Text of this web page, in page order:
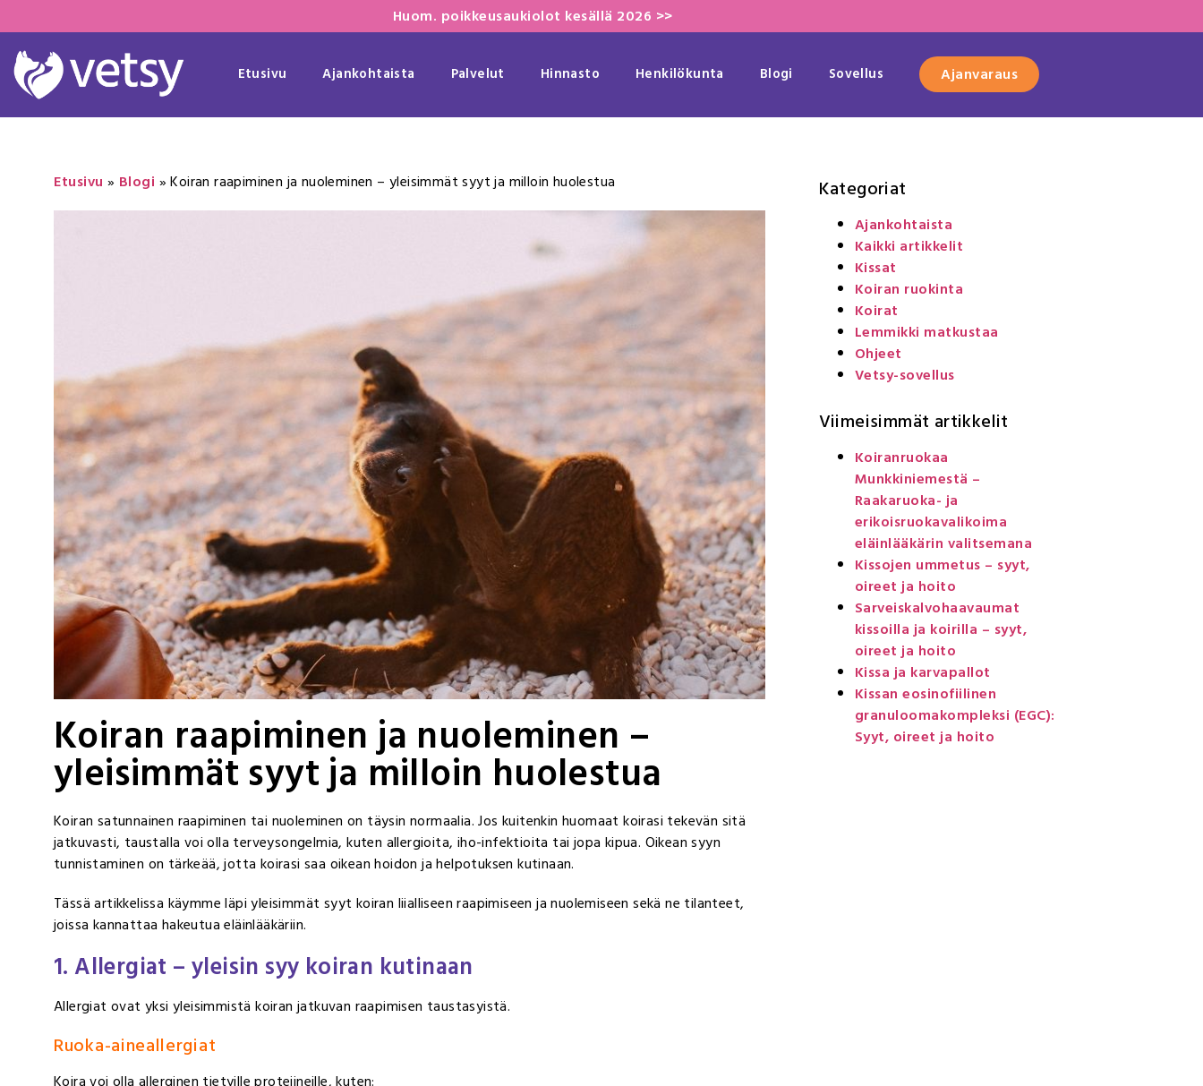
Huom. poikkeusaukiolot kesällä 2026 >>
Etusivu Ajankohtaista Palvelut Hinnasto Henkilökunta Blogi Sovellus Ajanvaraus
Etusivu » Blogi »Koiran raapiminen ja nuoleminen – yleisimmät syyt ja milloin huolestua
Koiran raapiminen ja nuoleminen –
yleisimmät syyt ja milloin huolestua
Koiran satunnainen raapiminen tai nuoleminen on täysin normaalia. Jos kuitenkin huomaat koirasi tekevän sitä
jatkuvasti, taustalla voi olla terveysongelmia, kuten allergioita, iho-infektioita tai jopa kipua. Oikean syyn
tunnistaminen on tärkeää, jotta koirasi saa oikean hoidon ja helpotuksen kutinaan.
Tässä artikkelissa käymme läpi yleisimmät syyt koiran liialliseen raapimiseen ja nuolemiseen sekä ne tilanteet,
joissa kannattaa hakeutua eläinlääkäriin.
1. Allergiat – yleisin syy koiran kutinaan
Allergiat ovat yksi yleisimmistä koiran jatkuvan raapimisen taustasyistä.
Ruoka-aineallergiat
Kategoriat
Ajankohtaista
Kaikki artikkelit
Kissat
Koiran ruokinta
Koirat
Lemmikki matkustaa
Ohjeet
Vetsy-sovellus
Viimeisimmät artikkelit
Koiranruokaa
Munkkiniemestä –
Raakaruoka- ja
erikoisruokavalikoima
eläinlääkärin valitsemana
Kissojen ummetus – syyt,
oireet ja hoito
Sarveiskalvohaavaumat
kissoilla ja koirilla – syyt,
oireet ja hoito
Kissa ja karvapallot
Kissan eosinofiilinen
granuloomakompleksi (EGC):
Syyt, oireet ja hoito